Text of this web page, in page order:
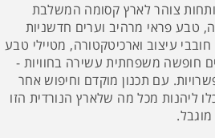
צוהר לארץ קסומה המשלבת
טבע פראי מרהיב וערים חדשניות
עיצוב וארכיטקטורה, מטיילי טבע
חופשה משפחתית עשירה בחוויות -
עם תכנון מוקדם וחיפוש אחר
ליהנות מכל מה שלארץ הנורדית הזו